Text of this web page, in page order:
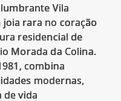
Vila
joia rara no coração
residencial de
Morada da Colina.
combina
modernas,
de vida